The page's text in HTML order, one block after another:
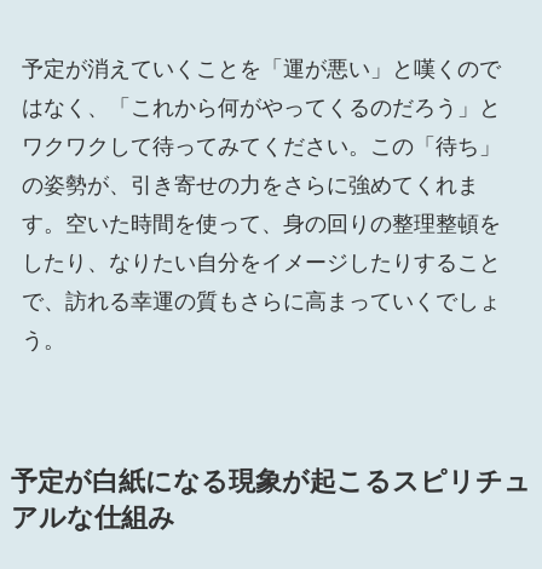
予定が消えていくことを「運が悪い」と嘆くので
はなく、「これから何がやってくるのだろう」と
ワクワクして待ってみてください。この「待ち」
の姿勢が、引き寄せの力をさらに強めてくれま
す。空いた時間を使って、身の回りの整理整頓を
したり、なりたい自分をイメージしたりすること
で、訪れる幸運の質もさらに高まっていくでしょ
う。
予定が白紙になる現象が起こるスピリチュ
アルな仕組み